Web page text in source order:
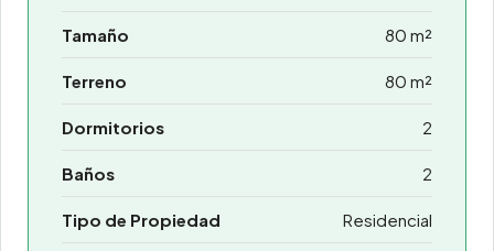
Tamaño 80 m²
Terreno 80 m²
Dormitorios 2
Baños 2
Tipo de Propiedad Residencial